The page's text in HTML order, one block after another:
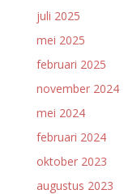
juli 2025
mei 2025
februari 2025
november 2024
mei 2024
februari 2024
oktober 2023
augustus 2023